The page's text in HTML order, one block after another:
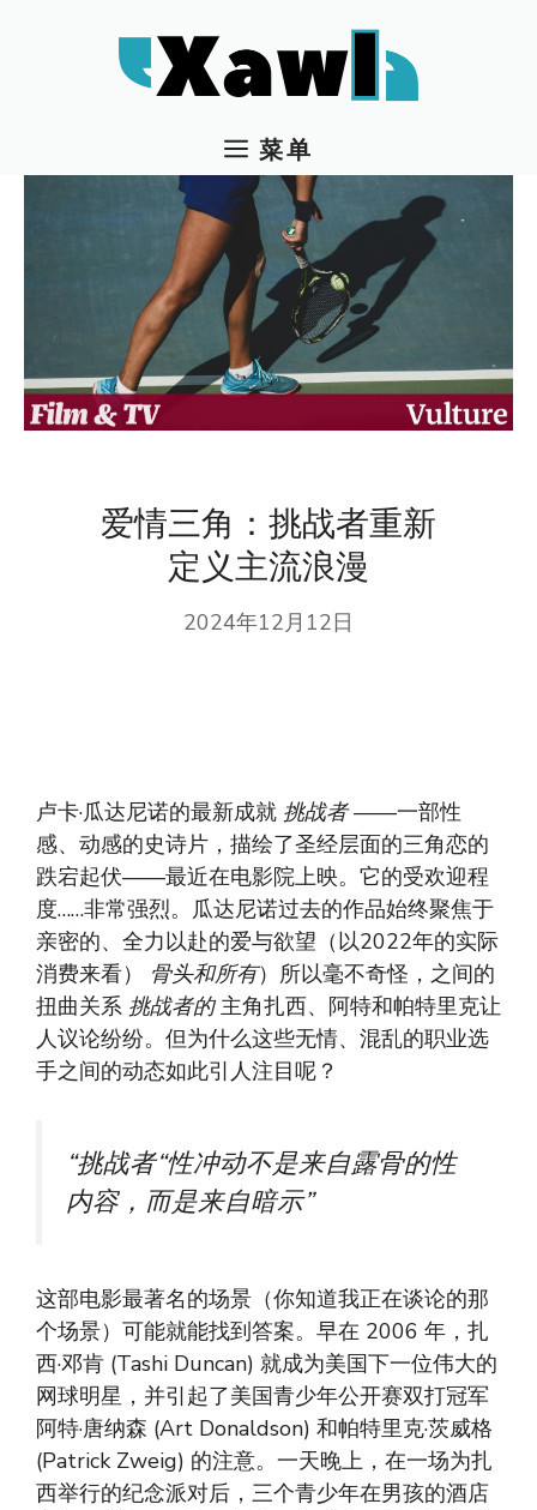
菜单
爱情三角：挑战者重新
定义主流浪漫
2024年12月12日
卢卡·瓜达尼诺的最新成就 挑战者——一部性
感、动感的史诗片，描绘了圣经层面的三角恋的
跌宕起伏——最近在电影院上映。它的受欢迎程
度……非常强烈。瓜达尼诺过去的作品始终聚焦于
亲密的、全力以赴的爱与欲望（以2022年的实际
消费来看） 骨头和所有）所以毫不奇怪，之间的
扭曲关系 挑战者的主角扎西、阿特和帕特里克让
人议论纷纷。但为什么这些无情、混乱的职业选
手之间的动态如此引人注目呢？
“挑战者“性冲动不是来自露骨的性
内容，而是来自暗示”
这部电影最著名的场景（你知道我正在谈论的那
个场景）可能就能找到答案。早在 2006 年，扎
西·邓肯 (Tashi Duncan) 就成为美国下一位伟大的
网球明星，并引起了美国青少年公开赛双打冠军
阿特·唐纳森 (Art Donaldson) 和帕特里克·茨威格
(Patrick Zweig) 的注意。一天晚上，在一场为扎
西举行的纪念派对后，三个青少年在男孩的酒店